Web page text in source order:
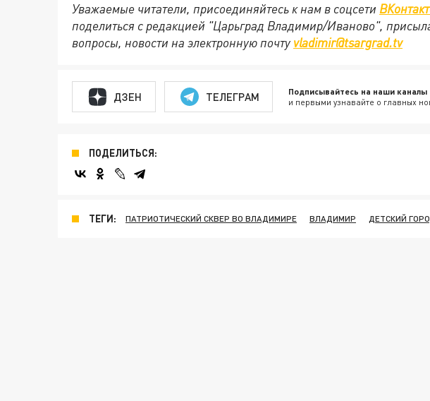
Уважаемые читатели, присоединяйтесь к нам в соцсети
поделиться с редакцией "Царьград Владимир/Иваново",
вопросы, новости на электронную почту vladimir@tsargrad.tv
ДЗЕН ТЕЛЕГРАМ Подписывайтесь на наши каналы
и первыми узнавайте о главных
ПОДЕЛИТЬСЯ:
ТЕГИ: ПАТРИОТИЧЕСКИЙ СКВЕР ВО ВЛАДИМИРЕ ВЛАДИМИР ДЕТСКИЙ